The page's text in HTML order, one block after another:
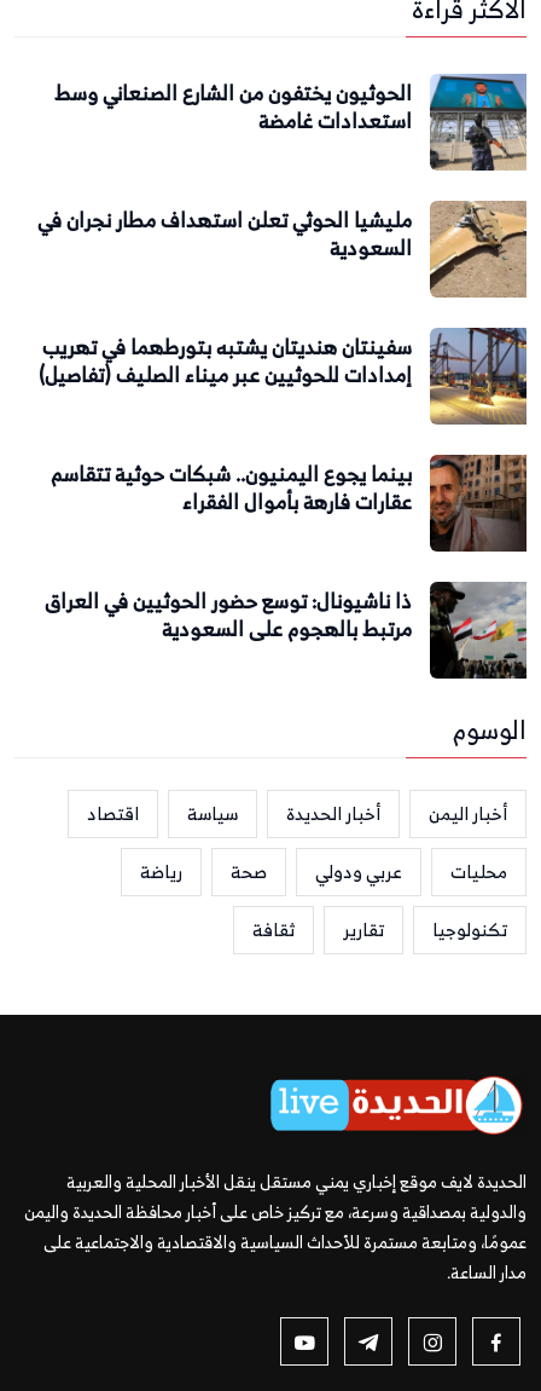
الحوثيون يختفون من الشارع الصنعاني وسط
استعدادات غامضة
مليشيا الحوثي تعلن استهداف مطار نجران في
السعودية
سفينتان هنديتان يشتبه بتورطهما في تهريب
إمدادات للحوثيين عبر ميناء الصليف (تفاصيل)
بينما يجوع اليمنيون.. شبكات حوثية تتقاسم
عقارات فارهة بأموال الفقراء
ذا ناشيونال: توسع حضور الحوثيين في العراق
مرتبط بالهجوم على السعودية
الوسوم
أخبار اليمن أخبار الحديدة سياسة
اقتصاد
محليات
عربي ودولي صحة
رياضة
تكنولوجيا
تقارير ثقافة
الحديدة لايف موقع إخباري يمني مستقل ينقل الأخبار المحلية والعربية
والدولية بمصداقية وسرعة، مع تركيز خاص على أخبار محافظة الحديدة واليمن
عمومًا، ومتابعة مستمرة للأحداث السياسية والاقتصادية والاجتماعية على
مدار الساعة.